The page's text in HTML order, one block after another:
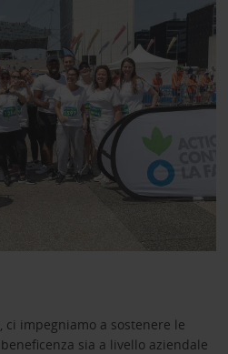
impegniamo a sostenere le
sia a livello aziendale